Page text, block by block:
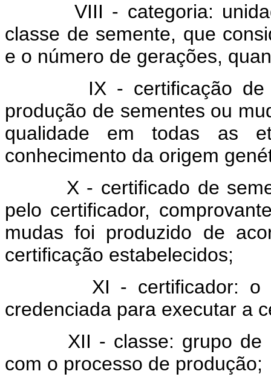
VIII - categoria: unidade
classe de semente, que
e o número de gerações,
IX - certificação de
produção de sementes ou
qualidade em todas as
conhecimento da origem
X - certificado de
pelo certificador,
mudas foi produzido de
certificação estabelecidos;
XI - certificador: o
credenciada para executar a
XII - classe: grupo de
com o processo de produção;